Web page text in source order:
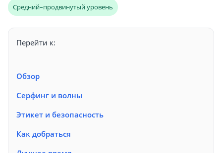
Средний–продвинутый уровень
Перейти к:
Обзор
Серфинг и волны
Этикет и безопасность
Как добраться